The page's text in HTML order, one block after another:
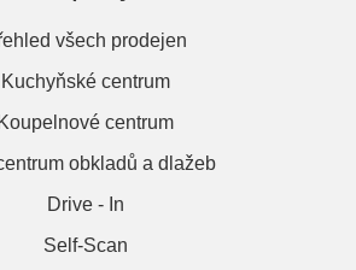
všech prodejen
Kuchyňské centrum
Koupelnové centrum
obkladů a dlažeb
Drive - In
Self-Scan